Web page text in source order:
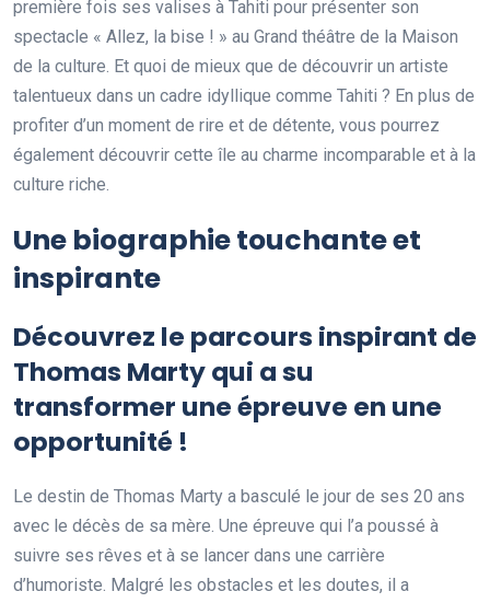
première fois ses valises à Tahiti pour présenter son
spectacle « Allez, la bise ! » au Grand théâtre de la Maison
de la culture. Et quoi de mieux que de découvrir un artiste
talentueux dans un cadre idyllique comme Tahiti ? En plus de
profiter d’un moment de rire et de détente, vous pourrez
également découvrir cette île au charme incomparable et à la
culture riche.
Une biographie touchante et
inspirante
Découvrez le parcours inspirant de
Thomas Marty qui a su
transformer une épreuve en une
opportunité !
Le destin de Thomas Marty a basculé le jour de ses 20 ans
avec le décès de sa mère. Une épreuve qui l’a poussé à
suivre ses rêves et à se lancer dans une carrière
d’humoriste. Malgré les obstacles et les doutes, il a